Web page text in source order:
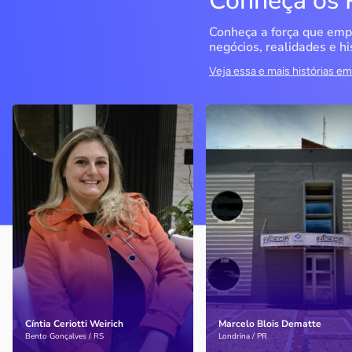
Conheça a força que
negócios, realidades e
Veja essa e mais histórias
Cíntia Ceriotti Weirich
Bento Gonçalves / RS
Delucci
Bento Gonçalves / RS
Sem saber muito sobre
empreendedorismo, o casal
contou com o Sebrae para
aprender tudo sobre o
assunto, colocar o negócio
nos eixos e ainda abrir uma
nova empresa
Saiba mais
Marcelo Blois Dematte
Londrina / PR
Infoecia Software
Ltda
Londrina / PR
Com mais de 20 anos de
mercado, o empresário
contou com o Sebrae
crescimento do negócio
Saiba mais